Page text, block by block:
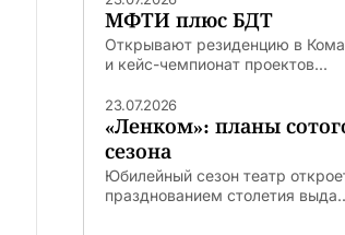
МФТИ плюс БДТ
Открывают резиденцию в
и кейс-чемпионат проектов...
23.07.2026
«Ленком»: планы
сезона
Юбилейный сезон театр
празднованием столетия